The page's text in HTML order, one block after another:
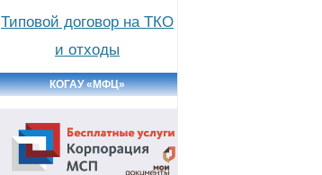
Типовой договор на ТКО
и отходы
КОГАУ «МФЦ»